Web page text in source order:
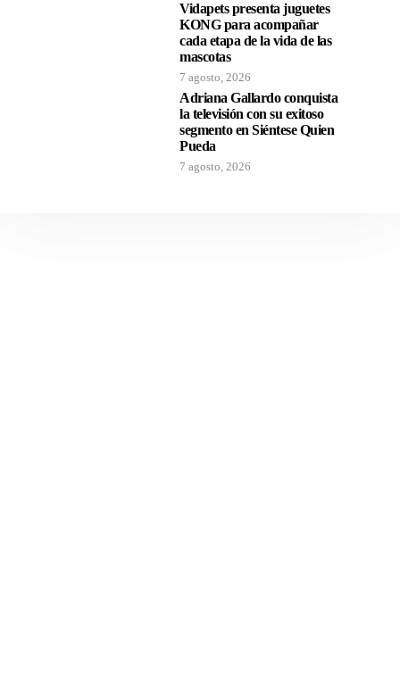
Vidapets presenta juguetes
KONG para acompañar
cada etapa de la vida de las
mascotas
7 agosto, 2026
Adriana Gallardo conquista
la televisión con su exitoso
segmento en Siéntese Quien
Pueda
7 agosto, 2026